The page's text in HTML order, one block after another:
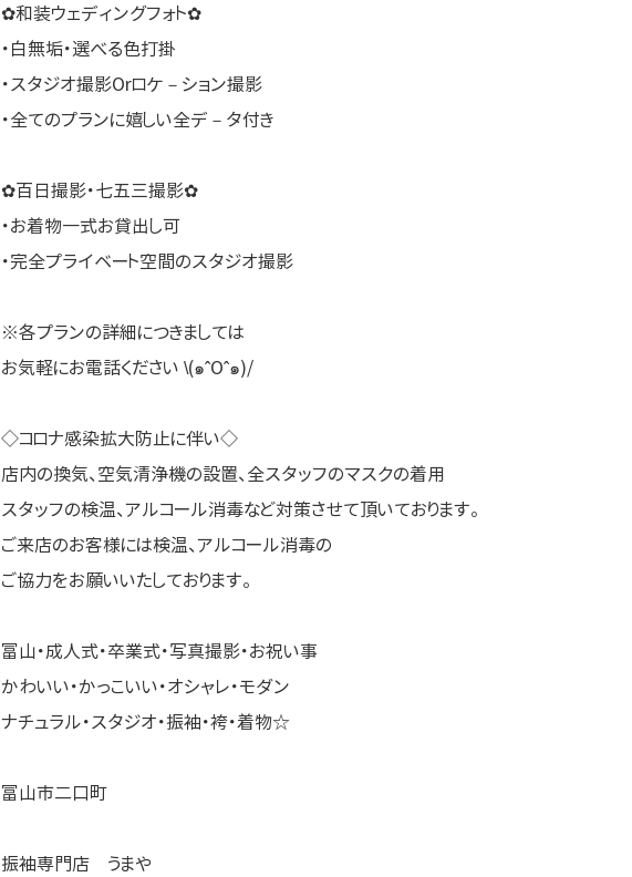
✿和装ウェディングフォト✿
・白無垢・選べる色打掛
・スタジオ撮影Orロケ－ション撮影
・全てのプランに嬉しい全デ－タ付き
✿百日撮影・七五三撮影✿
・お着物一式お貸出し可
・完全プライベート空間のスタジオ撮影
※各プランの詳細につきましては
お気軽にお電話ください \(๑ˆOˆ๑)/
◇コロナ感染拡大防止に伴い◇
店内の換気、空気清浄機の設置、全スタッフのマスクの着用
スタッフの検温、アルコール消毒など対策させて頂いております。
ご来店のお客様には検温、アルコール消毒の
ご協力をお願いいたしております。
富山・成人式・卒業式・写真撮影・お祝い事
かわいい・かっこいい・オシャレ・モダン
ナチュラル・スタジオ・振袖・袴・着物☆
富山市二口町
振袖専門店 うまや